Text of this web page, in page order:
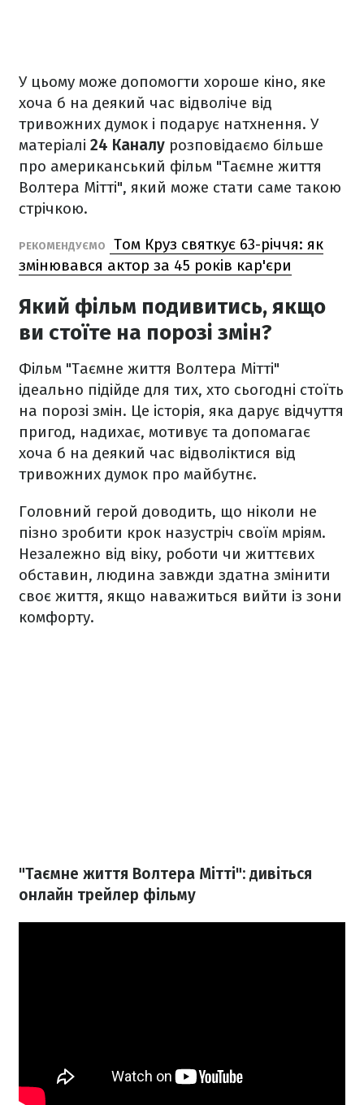
У цьому може допомогти хороше кіно, яке
хоча б на деякий час відволіче від
тривожних думок і подарує натхнення. У
матеріалі 24 Каналу розповідаємо більше
про американський фільм "Таємне життя
Волтера Мітті", який може стати саме такою
стрічкою.
РЕКОМЕНДУЄМО
Том Круз святкує 63-річчя: як
змінювався актор за 45 років кар'єри
Який фільм подивитись, якщо
ви стоїте на порозі змін?
Фільм "Таємне життя Волтера Мітті"
ідеально підійде для тих, хто сьогодні стоїть
на порозі змін. Це історія, яка дарує відчуття
пригод, надихає, мотивує та допомагає
хоча б на деякий час відволіктися від
тривожних думок про майбутнє.
Головний герой доводить, що ніколи не
пізно зробити крок назустріч своїм мріям.
Незалежно від віку, роботи чи життєвих
обставин, людина завжди здатна змінити
своє життя, якщо наважиться вийти із зони
комфорту.
"Таємне життя Волтера Мітті": дивіться
онлайн трейлер фільму